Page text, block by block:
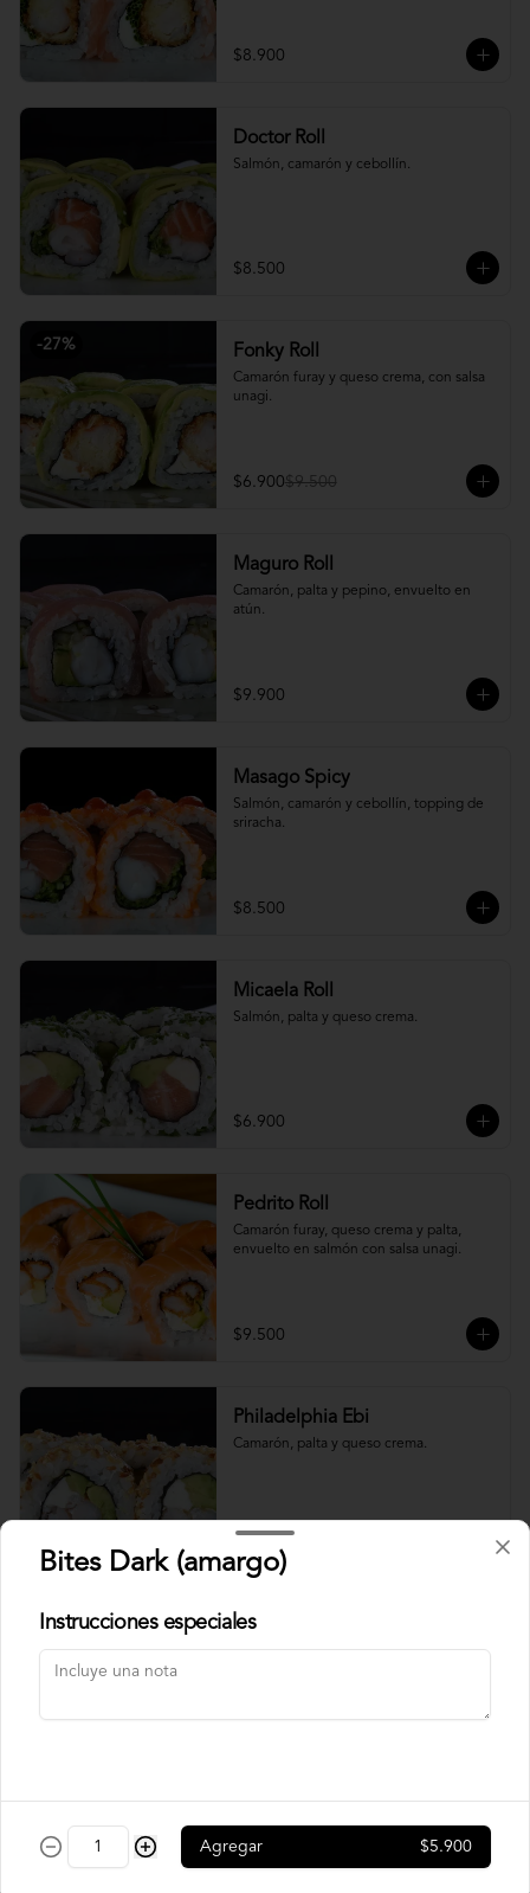
$8.900
Doctor Roll
Salmón, camarón y cebollín.
$8.500
-27% Fonky Roll
Camarón furay y queso crema, con salsa
unagi.
$6.900$9.500
Maguro Roll
Camarón, palta y pepino, envuelto en
atún.
$9.900
Masago Spicy
Salmón, camarón y cebollín, topping de
sriracha.
$8.500
Micaela Roll
Salmón, palta y queso crema.
$6.900
Pedrito Roll
Camarón furay, queso crema y palta,
envuelto en salmón con salsa unagi.
$9.500
Philadelphia Ebi
Camarón, palta y queso crema.
$7.500
Philadelphia Roll
Rainbow Roll
Camarón, queso crema y pepino,
Bites Dark (amargo)
Instrucciones especiales
Agregar $5.900